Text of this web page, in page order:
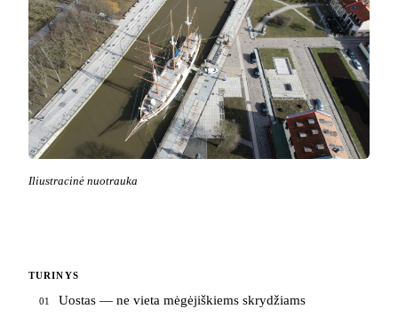
Iliustracinė nuotrauka
TURINYS
01 Uostas — ne vieta mėgėjiškiems skrydžiams